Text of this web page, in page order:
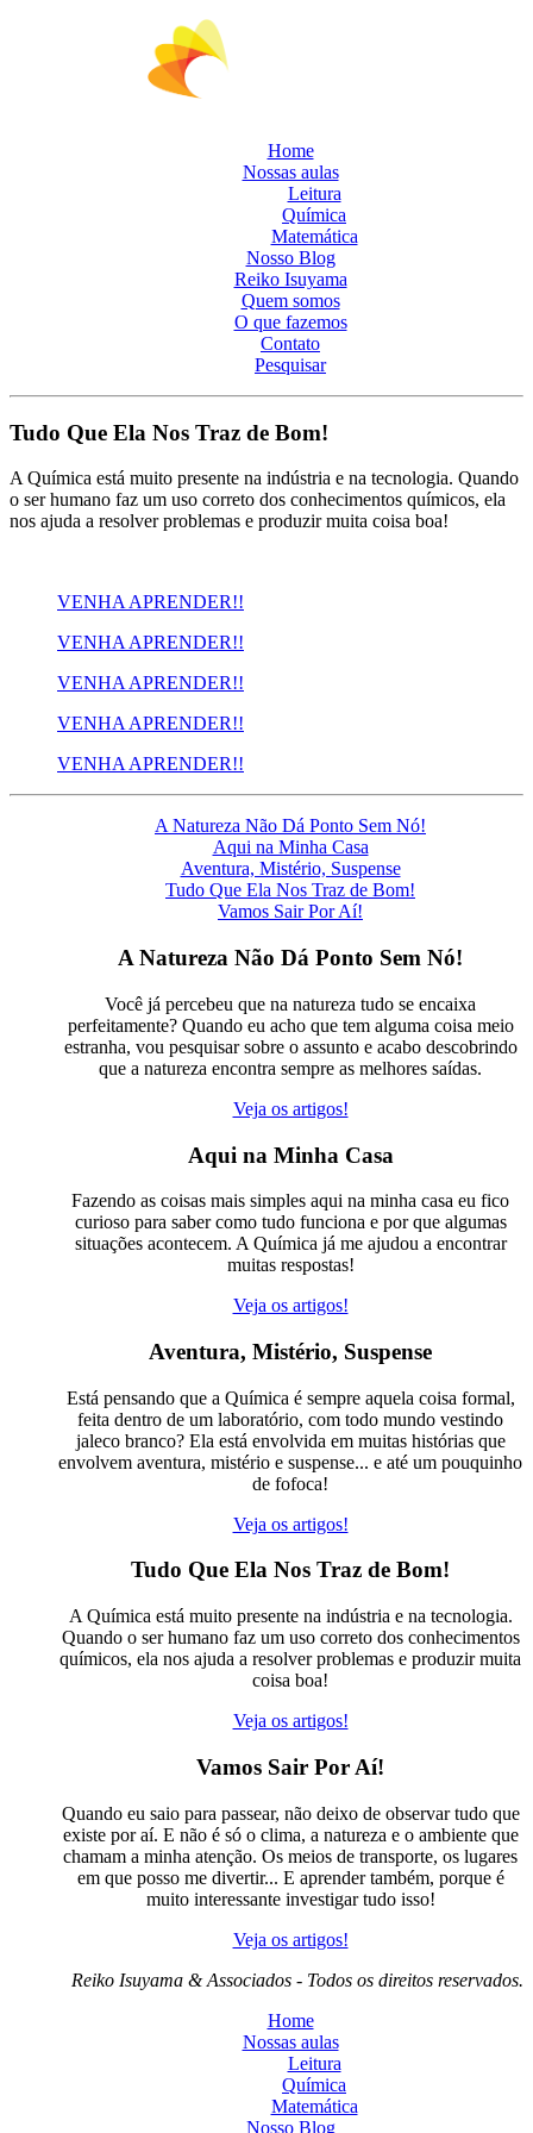
Home
Nossas aulas
Leitura
Química
Matemática
Nosso Blog
Reiko Isuyama
Quem somos
O que fazemos
Contato
Pesquisar
Tudo Que Ela Nos Traz de Bom!
A Química está muito presente na indústria e na tecnologia. Quando
o ser humano faz um uso correto dos conhecimentos químicos, ela
nos ajuda a resolver problemas e produzir muita coisa boa!
VENHA APRENDER!!
VENHA APRENDER!!
VENHA APRENDER!!
VENHA APRENDER!!
VENHA APRENDER!!
A Natureza Não Dá Ponto Sem Nó!
Aqui na Minha Casa
Aventura, Mistério, Suspense
Tudo Que Ela Nos Traz de Bom!
Vamos Sair Por Aí!
A Natureza Não Dá Ponto Sem Nó!
Você já percebeu que na natureza tudo se encaixa
perfeitamente? Quando eu acho que tem alguma coisa meio
estranha, vou pesquisar sobre o assunto e acabo descobrindo
que a natureza encontra sempre as melhores saídas.
Veja os artigos!
Aqui na Minha Casa
Fazendo as coisas mais simples aqui na minha casa eu fico
curioso para saber como tudo funciona e por que algumas
situações acontecem. A Química já me ajudou a encontrar
muitas respostas!
Veja os artigos!
Aventura, Mistério, Suspense
Está pensando que a Química é sempre aquela coisa formal,
feita dentro de um laboratório, com todo mundo vestindo
jaleco branco? Ela está envolvida em muitas histórias que
envolvem aventura, mistério e suspense... e até um pouquinho
de fofoca!
Veja os artigos!
Tudo Que Ela Nos Traz de Bom!
A Química está muito presente na indústria e na tecnologia.
Quando o ser humano faz um uso correto dos conhecimentos
químicos, ela nos ajuda a resolver problemas e produzir muita
coisa boa!
Veja os artigos!
Vamos Sair Por Aí!
Quando eu saio para passear, não deixo de observar tudo que
existe por aí. E não é só o clima, a natureza e o ambiente que
chamam a minha atenção. Os meios de transporte, os lugares
em que posso me divertir... E aprender também, porque é
muito interessante investigar tudo isso!
Veja os artigos!
Reiko Isuyama & Associados - Todos os direitos reservados.
Home
Nossas aulas
Leitura
Química
Matemática
Nosso Blog